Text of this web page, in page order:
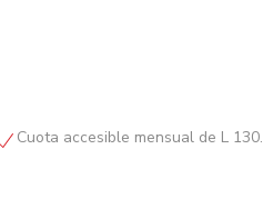
Cuota accesible mensual de L 130.